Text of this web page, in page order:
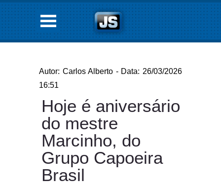
Autor: Carlos Alberto - Data: 26/03/2026
16:51
Hoje é aniversário
do mestre
Marcinho, do
Grupo Capoeira
Brasil